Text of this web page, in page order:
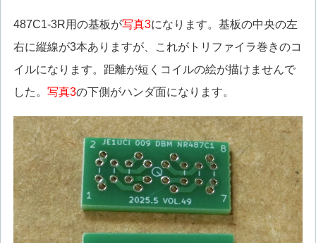
487C1-3R用の基板が写真3になります。基板の中央の左
右に縦線が3本ありますが、これがトリファイラ巻きのコ
イルになります。距離が短くコイルの絵が描けませんで
した。 写真3の下側がハンダ面になります。